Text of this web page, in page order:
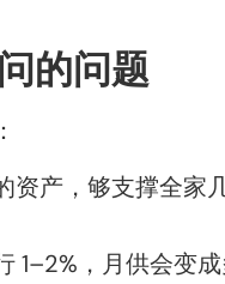
的问题
产，够支撑全家
，月供会变